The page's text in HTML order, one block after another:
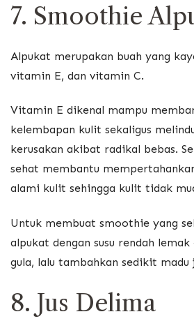
7. Smoothie
Alpukat merupakan buah yang
vitamin E, dan vitamin C.
Vitamin E dikenal mampu
kelembapan kulit sekaligus
kerusakan akibat radikal bebas.
sehat membantu
alami kulit sehingga kulit tidak
Untuk membuat smoothie yang
alpukat dengan susu rendah
gula, lalu tambahkan sedikit madu
8. Jus Delima